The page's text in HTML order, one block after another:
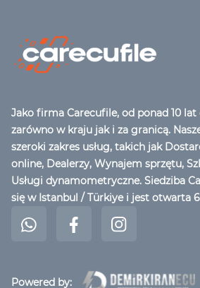
Jako firma Carecufile, od ponad 10 lat
zarówno w kraju jak i za granicą.
szeroki zakres usług, takich jak
online, Dealerzy, Wynajem sprzętu,
Usługi dynamometryczne. Siedziba
się w Istanbul / Türkiye i jest otwarta
Powered by: